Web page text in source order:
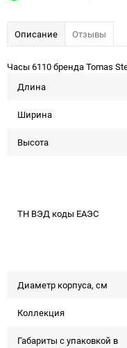
Описание Отзывы
Часы 6110 бренда Tomas
Длина
Ширина
Высота
ТН ВЭД коды ЕАЭС
Диаметр корпуса, см
Коллекция
Габариты с упаковкой в